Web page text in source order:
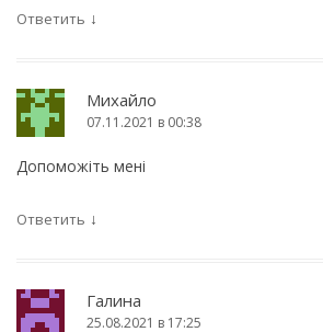
Ответить ↓
Михайло
07.11.2021 в 00:38
Допоможіть мені
Ответить ↓
Галина
25.08.2021 в 17:25